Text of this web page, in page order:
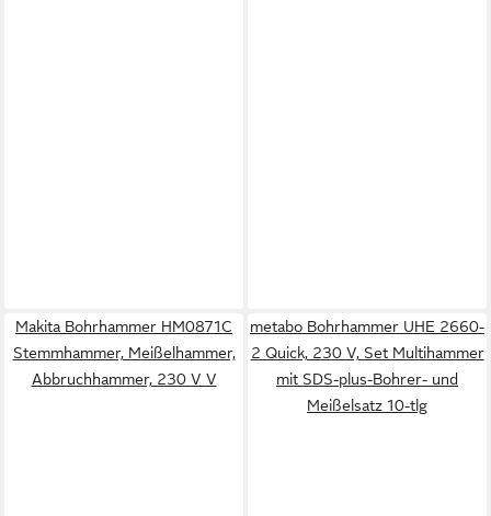
Makita Bohrhammer HM0871C
Stemmhammer, Meißelhammer,
Abbruchhammer, 230 V V
metabo Bohrhammer UHE 2660-
2 Quick, 230 V, Set Multihammer
mit SDS-plus-Bohrer- und
Meißelsatz 10-tlg